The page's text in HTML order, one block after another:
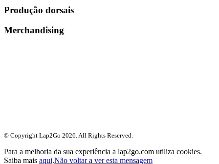
Produção dorsais
Merchandising
© Copyright Lap2Go 2026. All Rights Reserved.
Para a melhoria da sua experiência a lap2go.com utiliza cookies.
Saiba mais aqui.Não voltar a ver esta mensagem